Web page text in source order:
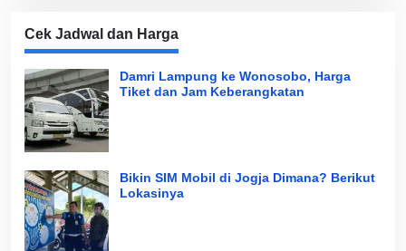
Cek Jadwal dan Harga
Damri Lampung ke Wonosobo, Harga
Tiket dan Jam Keberangkatan
Bikin SIM Mobil di Jogja Dimana? Berikut
Lokasinya